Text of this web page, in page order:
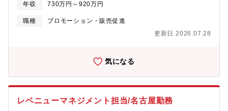
ーションのプランニング■インフルエンサーやSNSに関するマーケ
ティング■各種メディアに関するマーケティング★本ポジションで
は短期的施策よりも中長期視点でブランドを育てるための種まき
施策の立案、実行の経験や知見のある方を求めております！【具
ーカーとの調整、ディレクション(メーカーによっては撮影も発
ルエンサーの発掘および関係の構築■インスタを始めとしたマーケ
年収 730万円～920万円
職種
プロモーション・販売促進
更新日 2026.07.28
気になる
レベニューマネジメント担当/名古屋勤務